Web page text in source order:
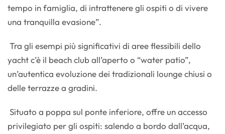
tempo in famiglia, di intrattenere gli ospiti o di vivere
una tranquilla evasione”.
Tra gli esempi più significativi di aree flessibili dello
yacht c’è il beach club all’aperto o “water patio”,
un’autentica evoluzione dei tradizionali lounge chiusi o
delle terrazze a gradini.
Situato a poppa sul ponte inferiore, offre un accesso
privilegiato per gli ospiti: salendo a bordo dall’acqua,